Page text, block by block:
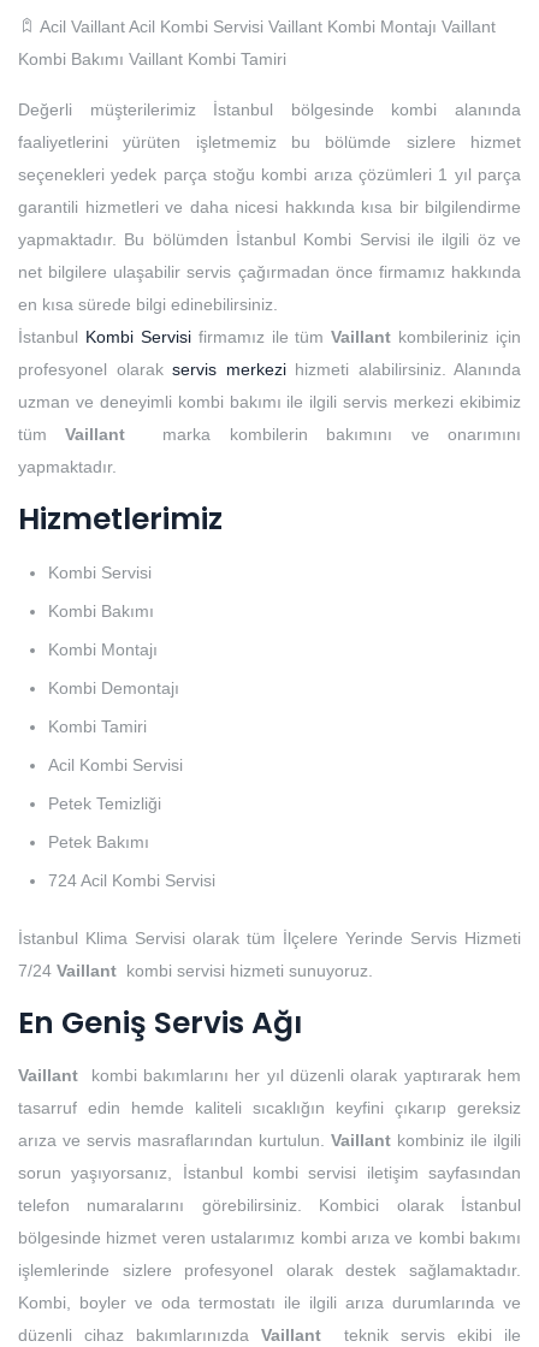
Acil Vaillant Acil Kombi Servisi Vaillant Kombi Montajı Vaillant
Kombi Bakımı Vaillant Kombi Tamiri
Değerli müşterilerimiz İstanbul bölgesinde kombi alanında
faaliyetlerini yürüten işletmemiz bu bölümde sizlere hizmet
seçenekleri yedek parça stoğu kombi arıza çözümleri 1 yıl parça
garantili hizmetleri ve daha nicesi hakkında kısa bir bilgilendirme
yapmaktadır. Bu bölümden İstanbul Kombi Servisi ile ilgili öz ve
net bilgilere ulaşabilir servis çağırmadan önce firmamız hakkında
en kısa sürede bilgi edinebilirsiniz.
İstanbul Kombi Servisi firmamız ile tümVaillant kombileriniz için
profesyonel olarak servis merkezihizmeti alabilirsiniz. Alanında
uzman ve deneyimli kombi bakımı ile ilgili servis merkezi ekibimiz
tümVaillant marka kombilerin bakımını ve onarımını
yapmaktadır.
Hizmetlerimiz
Kombi Servisi
Kombi Bakımı
Kombi Montajı
Kombi Demontajı
Kombi Tamiri
Acil Kombi Servisi
Petek Temizliği
Petek Bakımı
724 Acil Kombi Servisi
İstanbul Klima Servisi olarak tüm İlçelere Yerinde Servis Hizmeti
7/24 Vaillant kombi servisi hizmeti sunuyoruz.
En Geniş Servis Ağı
Vaillant kombi bakımlarını her yıl düzenli olarak yaptırarak hem
tasarruf edin hemde kaliteli sıcaklığın keyfini çıkarıp gereksiz
arıza ve servis masraflarından kurtulun. Vaillant kombiniz ile ilgili
sorun yaşıyorsanız, İstanbul kombi servisi iletişim sayfasından
telefon numaralarını görebilirsiniz. Kombici olarak İstanbul
bölgesinde hizmet veren ustalarımız kombi arıza ve kombi bakımı
işlemlerinde sizlere profesyonel olarak destek sağlamaktadır.
Kombi, boyler ve oda termostatı ile ilgili arıza durumlarında ve
düzenli cihaz bakımlarınızda Vaillantteknik servis ekibi ile